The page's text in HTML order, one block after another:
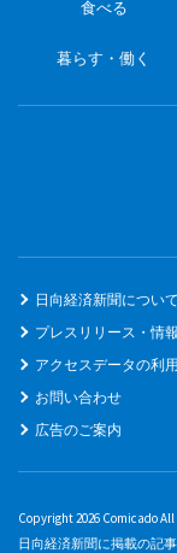
食べる
暮らす・働く
日向経済新聞について
プレスリリース・情
アクセスデータの利
お問い合わせ
広告のご案内
Copyright 2026 Comicado
日向経済新聞に掲載の記